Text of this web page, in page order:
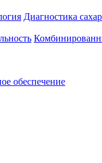
Диагностика
обеспечение